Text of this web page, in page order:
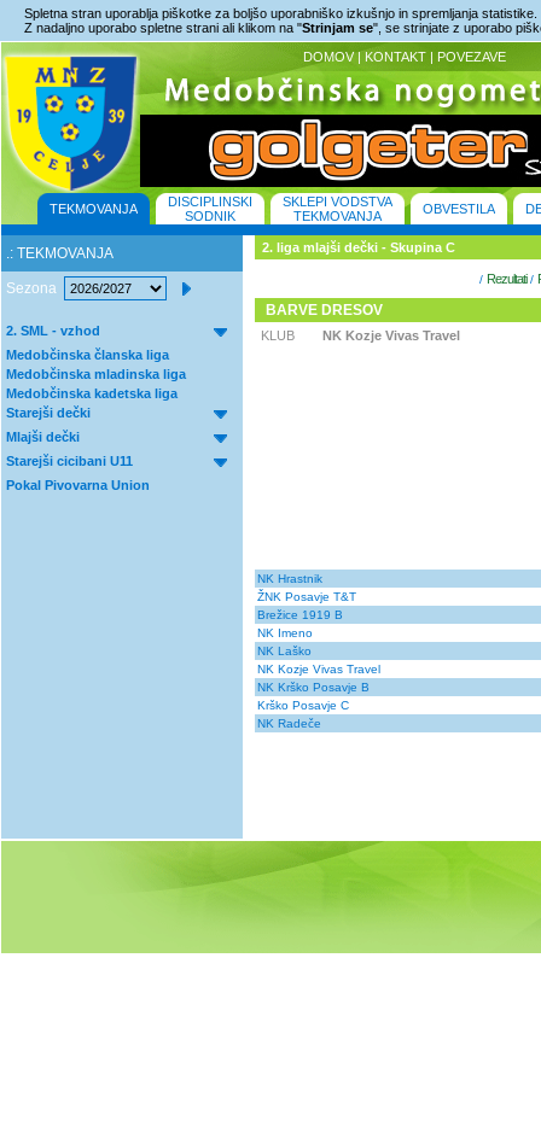
Spletna stran uporablja piškotke za boljšo uporabniško izkušnjo in spremljanja statistike.
Z nadaljno uporabo spletne strani ali klikom na "Strinjam se", se strinjate z uporabo
DOMOV | KONTAKT | POVEZAVE
TEKMOVANJA
DISCIPLINSKI
SODNIK
SKLEPI VODSTVA
TEKMOVANJA
OBVESTILA
.: TEKMOVANJA
Sezona
2. SML - vzhod
Medobčinska članska liga
Medobčinska mladinska liga
Medobčinska kadetska liga
Starejši dečki
Mlajši dečki
Starejši cicibani U11
Pokal Pivovarna Union
2. liga mlajši dečki - Skupina C
/ Rezultati/
BARVE DRESOV
KLUB NK Kozje Vivas Travel
NK Hrastnik
ŽNK Posavje T&T
Brežice 1919 B
NK Imeno
NK Laško
NK Kozje Vivas Travel
NK Krško Posavje B
Krško Posavje C
NK Radeče